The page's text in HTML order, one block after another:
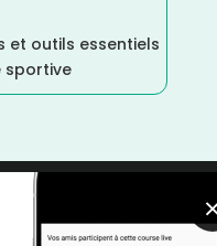
et outils essentiels
sportive
/Ardennes